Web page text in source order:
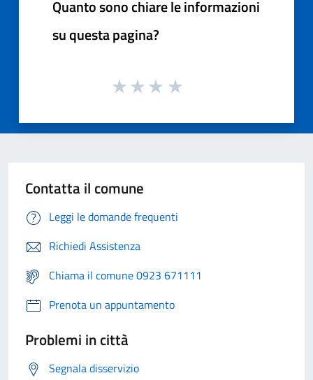
Quanto sono chiare le informazioni
su questa pagina?
Contatta il comune
Leggi le domande frequenti
Richiedi Assistenza
Chiama il comune 0923 671111
Prenota un appuntamento
Problemi in città
Segnala disservizio